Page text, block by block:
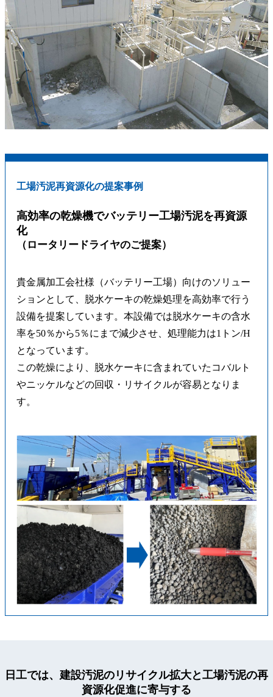
工場汚泥再資源化の提案事例
高効率の乾燥機でバッテリー工場汚泥を再資源
化
（ロータリードライヤのご提案）
貴金属加工会社様（バッテリー工場）向けのソリュー
ションとして、脱水ケーキの乾燥処理を高効率で行う
設備を提案しています。本設備では脱水ケーキの含水
率を50％から5％にまで減少させ、処理能力は1トン/H
となっています。
この乾燥により、脱水ケーキに含まれていたコバルト
やニッケルなどの回収・リサイクルが容易となりま
す。
日工では、建設汚泥のリサイクル拡大と工場汚泥の再
資源化促進に寄与する